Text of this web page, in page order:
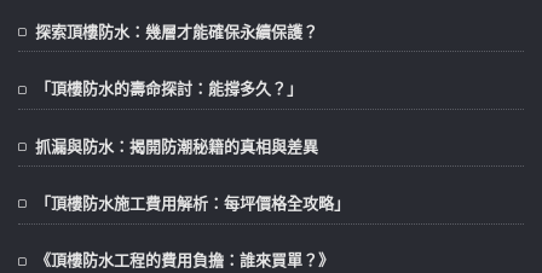
探索頂樓防水：幾層才能確保永續保護？
「頂樓防水的壽命探討：能撐多久？」
抓漏與防水：揭開防潮秘籍的真相與差異
「頂樓防水施工費用解析：每坪價格全攻略」
《頂樓防水工程的費用負擔：誰來買單？》